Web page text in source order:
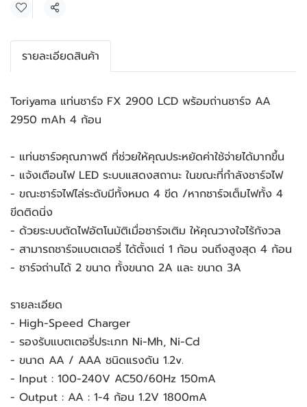
แชร์
รายละเอียดสินค้า
Toriyama แท่นชาร์จ FX 2900 LCD พร้อมถ่านชาร์จ AA
2950 mAh 4 ก้อน
- แท่นชาร์จคุณภาพดี ที่ช่วยให้คุณประหยัดค่าใช้จ่ายได้มากขึ้น
- แจ้งเตือนไฟ LED ระบบแสดงสถานะ ในขณะที่กำลังชาร์จไฟ
- ขณะชาร์จไฟไล่ระดับมีทั้งหมด 4 ขีด /หากชาร์จเต็มไฟทั้ง 4
ขีดติดนิ่ง
- ด้วยระบบตัดไฟอัตโนมัติเมื่อชาร์จเติม ให้คุณวางใจไร้กังวล
- สามารถชาร์จแบตเตอรี่ ได้ตั้งแต่ 1 ก้อน จนถึงสูงสุด 4 ก้อน
- ชาร์จถ่านได้ 2 ขนาด ทั้งขนาด 2A และ ขนาด 3A
รายละเอียด
- High-Speed Charger
- รองรับแบตเตอรี่ประเภท Ni-Mh, Ni-Cd
- ขนาด AA / AAA ชนิดแรงดัน 1.2v.
- Input : 100-240V AC50/60Hz 150mA
- Output : AA : 1-4 ก้อน 1.2V 1800mA